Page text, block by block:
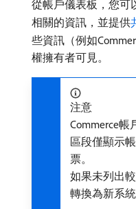
從帳戶儀表板，您可
相關的資訊，並提供
些資訊（例如
權擁有者可見。
注意
Commerce帳
區段僅顯示
票。
如果未列出
轉換為新系